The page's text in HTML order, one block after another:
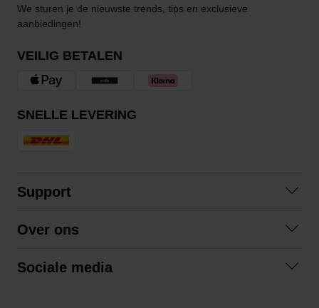
We sturen je de nieuwste trends, tips en exclusieve
aanbiedingen!
VEILIG BETALEN
SNELLE LEVERING
Support
Algemene voorwaarden
Over ons
Sociale media